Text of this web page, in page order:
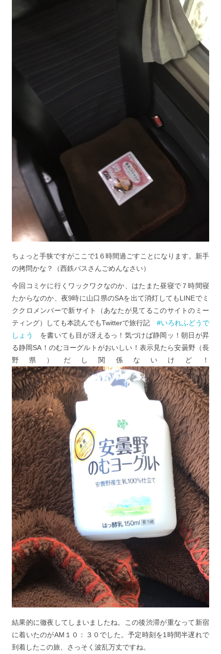
ちょっと手狭ですがここで1６時間過ごすことになります。新手
の拷問かな？（西鉄バスさんごめんなさい）
今回コミケに行くワックワクなのか、はたまた昼寝で７時間寝
たからなのか、夜9時に山口県のSAを出て消灯してもLINEでミ
ククロメンバーで新サイト（あなたが見てるこのサイトのミー
ティング）しても本読んでもTwitterで旅行記 #いろれふどうで
しょう
を書いても目が冴えるっ！気づけば静岡ッ！朝日が昇
る静岡SA！のむヨーグルトがおいしい！表示見たら安曇野（長
野県）だし関係ないけど！
結果的に徹夜してしまいましたね。この後渋滞が重なって新宿
に着いたのがAM１０：３０でした。予定時刻を1時間半遅れで
到着したこの旅、さっそく波乱万丈ですね。